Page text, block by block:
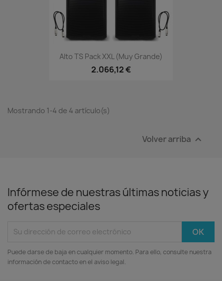
Alto TS Pack XXL (muy Grande)
2.066,12 €
Mostrando 1-4 de 4 artículo(s)
Volver arriba 
Infórmese de nuestras últimas noticias y
ofertas especiales
Puede darse de baja en cualquier momento. Para ello, consulte nuestra
información de contacto en el aviso legal.